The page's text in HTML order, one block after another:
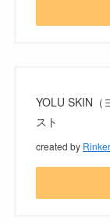
YOLU SKIN（
スト
created by Rinker